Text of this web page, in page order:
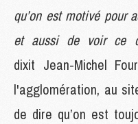
qu’on est motivé pour
et aussi de voir ce
dixit Jean-Michel
l'agglomération, au
de dire qu’on est